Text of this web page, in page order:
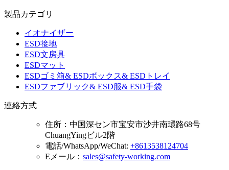
製品カテゴリ
イオナイザー
ESD接地
ESD文房具
ESDマット
ESDゴミ箱& ESDボックス& ESDトレイ
ESDファブリック& ESD服& ESD手袋
連絡方式
住所： 中国深セン市宝安市沙井南環路68号
ChuangYingビル2階
電話/WhatsApp/WeChat: +8613538124704
Eメール： sales@safety-working.com